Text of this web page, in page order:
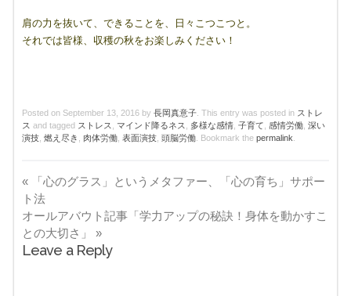
肩の力を抜いて、できることを、日々こつこつと。
それでは皆様、収穫の秋をお楽しみください！
Posted on September 13, 2016 by 長岡真意子. This entry was posted in ストレ
ス and tagged ストレス マインド降るネス 多様な感情, 子育て 感情労働, 深い
演技, 燃え尽き 肉体労働, 表面演技, 頭脳労働. Bookmark the permalink
«「心のグラス」というメタファー、「心の育ち」サポー
ト法
オールアバウト記事「学力アップの秘訣！身体を動かすこ
との大切さ」 »
Leave a Reply